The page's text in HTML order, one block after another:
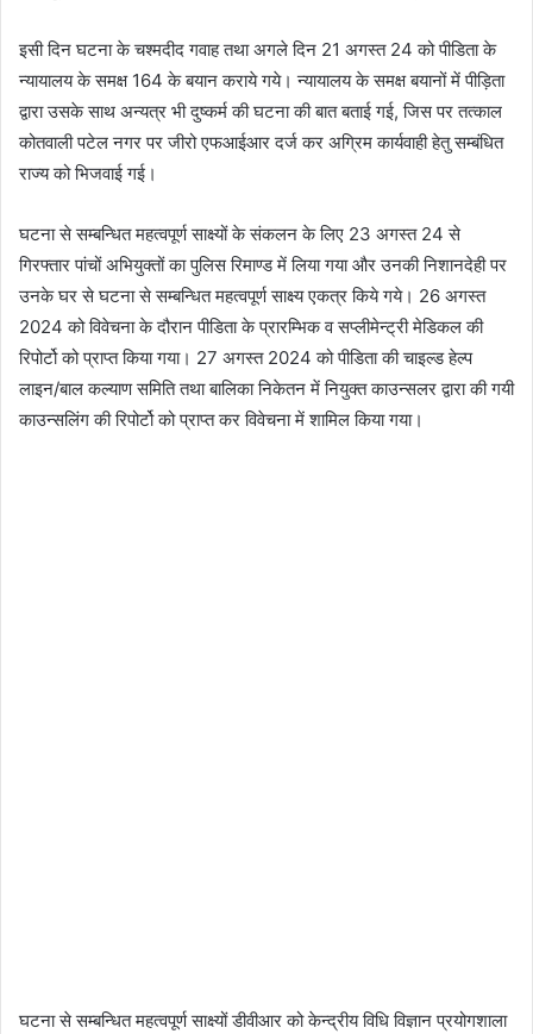
इसी दिन घटना के चश्मदीद गवाह तथा अगले दिन 21 अगस्त 24 को पीडिता के
न्यायालय के समक्ष 164 के बयान कराये गये। न्यायालय के समक्ष बयानों में पीड़िता
द्वारा उसके साथ अन्यत्र भी दुष्कर्म की घटना की बात बताई गई, जिस पर तत्काल
कोतवाली पटेल नगर पर जीरो एफआईआर दर्ज कर अग्रिम कार्यवाही हेतु सम्बंधित
राज्य को भिजवाई गई।
घटना से सम्बन्धित महत्वपूर्ण साक्ष्यों के संकलन के लिए 23 अगस्त 24 से
गिरफ्तार पांचों अभियुक्तों का पुलिस रिमाण्ड में लिया गया और उनकी निशानदेही पर
उनके घर से घटना से सम्बन्धित महत्वपूर्ण साक्ष्य एकत्र किये गये। 26 अगस्त
2024 को विवेचना के दौरान पीडिता के प्रारम्भिक व सप्लीमेन्ट्री मेडिकल की
रिपोर्टो को प्राप्त किया गया। 27 अगस्त 2024 को पीडिता की चाइल्ड हेल्प
लाइन/बाल कल्याण समिति तथा बालिका निकेतन में नियुक्त काउन्सलर द्वारा की गयी
काउन्सलिंग की रिपोर्टो को प्राप्त कर विवेचना में शामिल किया गया।
घटना से सम्बन्धित महत्वपूर्ण साक्ष्यों डीवीआर को केन्द्रीय विधि विज्ञान प्रयोगशाला